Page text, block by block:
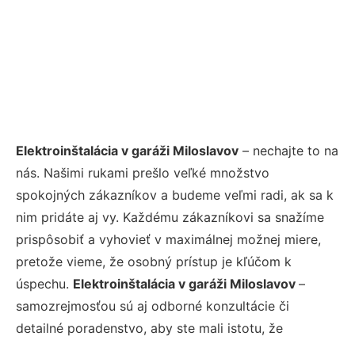
Elektroinštalácia v garáži Miloslavov – nechajte to na
nás. Našimi rukami prešlo veľké množstvo
spokojných zákazníkov a budeme veľmi radi, ak sa k
nim pridáte aj vy. Každému zákazníkovi sa snažíme
prispôsobiť a vyhovieť v maximálnej možnej miere,
pretože vieme, že osobný prístup je kľúčom k
úspechu. Elektroinštalácia v garáži Miloslavov –
samozrejmosťou sú aj odborné konzultácie či
detailné poradenstvo, aby ste mali istotu, že